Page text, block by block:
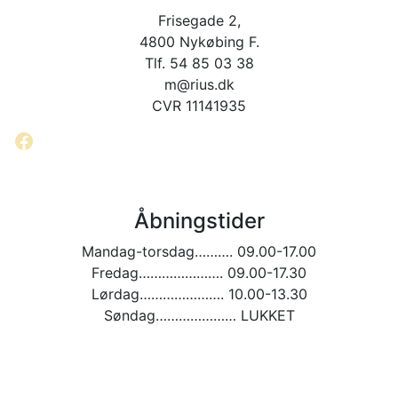
Frisegade 2,
4800 Nykøbing F.
Tlf. 54 85 03 38
m@rius.dk
CVR 11141935
Facebook
Åbningstider
Mandag-torsdag………. 09.00-17.00
Fredag…………………. 09.00-17.30
Lørdag…………………. 10.00-13.30
Søndag………………… LUKKET